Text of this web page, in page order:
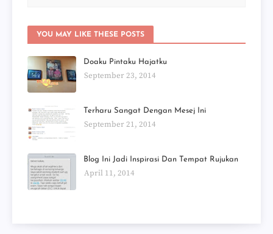
YOU MAY LIKE THESE POSTS
Doaku Pintaku Hajatku
September 23, 2014
Terharu Sangat Dengan Mesej Ini
September 21, 2014
Blog Ini Jadi Inspirasi Dan Tempat Rujukan
April 11, 2014